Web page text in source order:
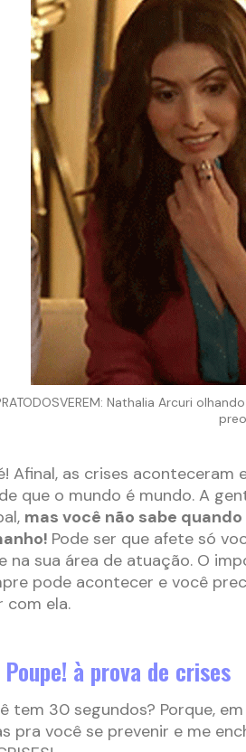
Nathalia Arcuri
Afinal, as crises
que o mundo é mundo. A
mas você não sabe
Pode ser que afete só
na sua área de atuação. O
pode acontecer e você
com ela.
à prova de crises
tem 30 segundos? Porque, em
pra você se prevenir e me